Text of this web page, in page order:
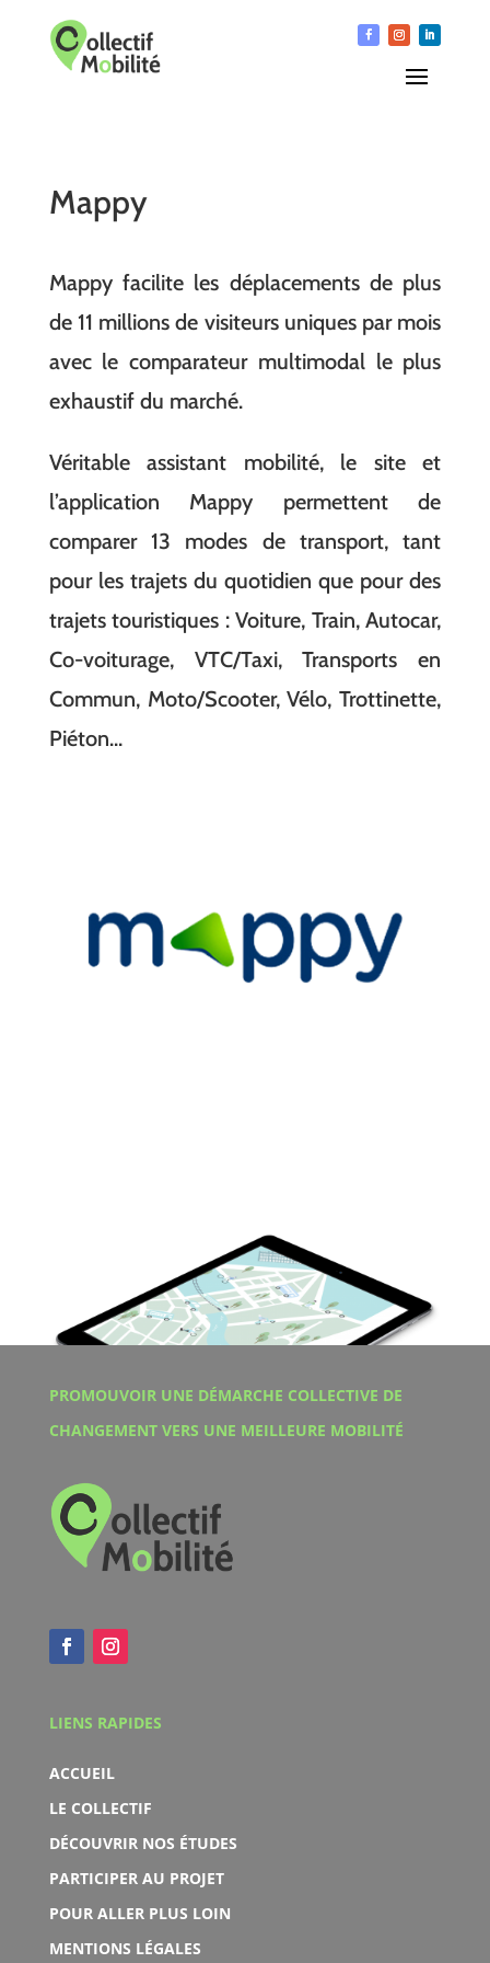
Mappy
Mappy facilite les déplacements de plus
de 11 millions de visiteurs uniques par mois
avec le comparateur multimodal le plus
exhaustif du marché.
Véritable assistant mobilité, le site et
l’application Mappy permettent de
comparer 13 modes de transport, tant
pour les trajets du quotidien que pour des
trajets touristiques : Voiture, Train, Autocar,
Co-voiturage, VTC/Taxi, Transports en
Commun, Moto/Scooter, Vélo, Trottinette,
Piéton…
PROMOUVOIR UNE DÉMARCHE COLLECTIVE DE
CHANGEMENT VERS UNE MEILLEURE MOBILITÉ
LIENS RAPIDES
ACCUEIL
LE COLLECTIF
DÉCOUVRIR NOS ÉTUDES
PARTICIPER AU PROJET
POUR ALLER PLUS LOIN
MENTIONS LÉGALES